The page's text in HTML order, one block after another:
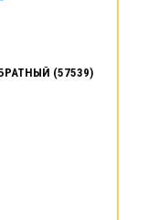
(57539)